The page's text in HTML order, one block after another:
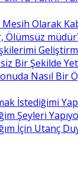
Mesih Olarak
Ölümsüz
Bir Şekilde
Nasıl Bir
İstediğimi
Şeyleri
İçin Utanç